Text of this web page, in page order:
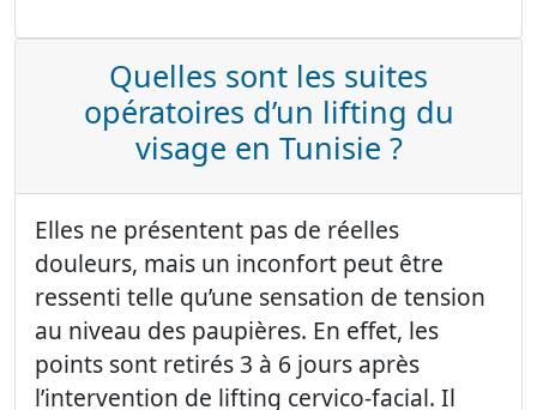
Quelles sont les suites
opératoires d’un lifting du
visage en Tunisie ?
Elles ne présentent pas de réelles
douleurs, mais un inconfort peut être
ressenti telle qu’une sensation de tension
au niveau des paupières. En effet, les
points sont retirés 3 à 6 jours après
l’intervention de lifting cervico-facial. Il